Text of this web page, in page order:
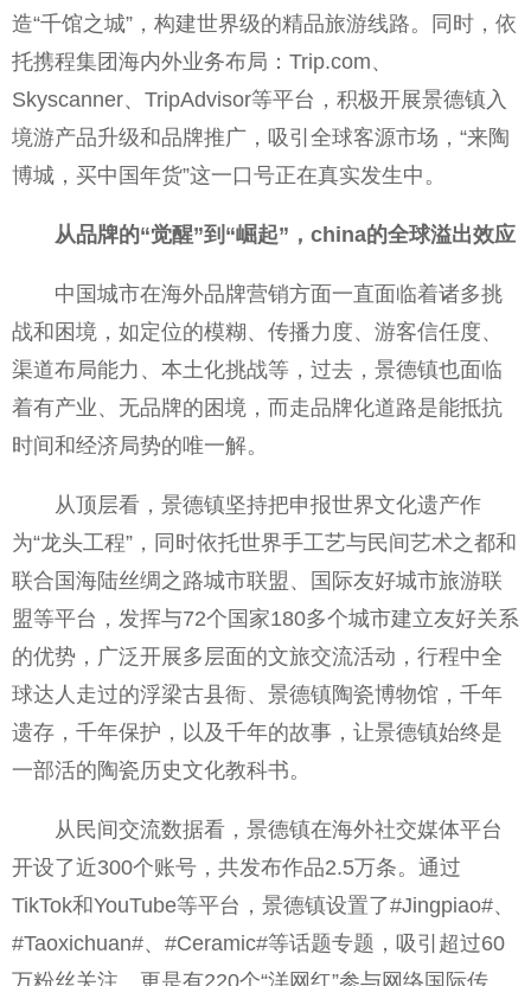
造“千馆之城”，构建世界级的精品旅游线路。同时，依
托携程集团海内外业务布局：Trip.com、
Skyscanner、TripAdvisor等平台，积极开展景德镇入
境游产品升级和品牌推广，吸引全球客源市场，“来陶
博城，买中国年货”这一口号正在真实发生中。
从品牌的“觉醒”到“崛起”，china的全球溢出效应
中国城市在海外品牌营销方面一直面临着诸多挑
战和困境，如定位的模糊、传播力度、游客信任度、
渠道布局能力、本土化挑战等，过去，景德镇也面临
着有产业、无品牌的困境，而走品牌化道路是能抵抗
时间和经济局势的唯一解。
从顶层看，景德镇坚持把申报世界文化遗产作
为“龙头工程”，同时依托世界手工艺与民间艺术之都和
联合国海陆丝绸之路城市联盟、国际友好城市旅游联
盟等平台，发挥与72个国家180多个城市建立友好关系
的优势，广泛开展多层面的文旅交流活动，行程中全
球达人走过的浮梁古县衙、景德镇陶瓷博物馆，千年
遗存，千年保护，以及千年的故事，让景德镇始终是
一部活的陶瓷历史文化教科书。
从民间交流数据看，景德镇在海外社交媒体平台
开设了近300个账号，共发布作品2.5万条。通过
TikTok和YouTube等平台，景德镇设置了#Jingpiao#、
#Taoxichuan#、#Ceramic#等话题专题，吸引超过60